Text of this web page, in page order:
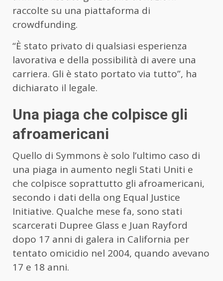
raccolte su una piattaforma di
crowdfunding.
“È stato privato di qualsiasi esperienza
lavorativa e della possibilità di avere una
carriera. Gli è stato portato via tutto”, ha
dichiarato il legale.
Una piaga che colpisce gli
afroamericani
Quello di Symmons è solo l’ultimo caso di
una piaga in aumento negli Stati Uniti e
che colpisce soprattutto gli afroamericani,
secondo i dati della ong Equal Justice
Initiative. Qualche mese fa, sono stati
scarcerati Dupree Glass e Juan Rayford
dopo 17 anni di galera in California per
tentato omicidio nel 2004, quando avevano
17 e 18 anni.